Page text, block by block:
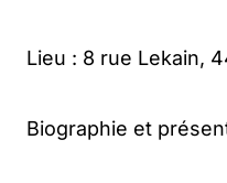
Lieu : 8 rue Lekain,
Biographie et